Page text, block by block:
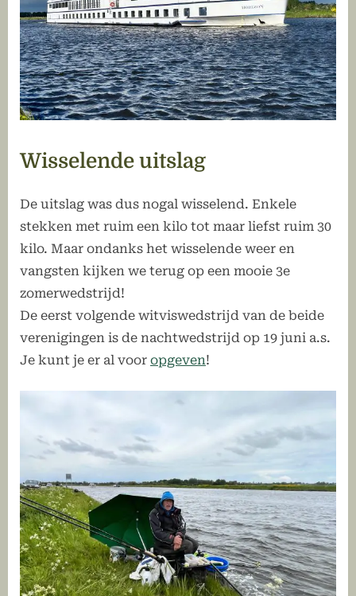
Wisselende uitslag
De uitslag was dus nogal wisselend. Enkele
stekken met ruim een kilo tot maar liefst ruim 30
kilo. Maar ondanks het wisselende weer en
vangsten kijken we terug op een mooie 3e
zomerwedstrijd!
De eerst volgende witviswedstrijd van de beide
verenigingen is de nachtwedstrijd op 19 juni a.s.
Je kunt je er al voor opgeven!